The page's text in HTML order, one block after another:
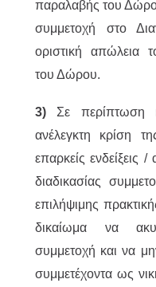
παραλαβής του
συμμετοχή στο
οριστική απώλεια
του Δώρου.
3) Σε περίπτωση
ανέλεγκτη κρίση
επαρκείς ενδείξεις
διαδικασίας
επιλήψιμης
δικαίωμα να
συμμετοχή και να
συμμετέχοντα ως